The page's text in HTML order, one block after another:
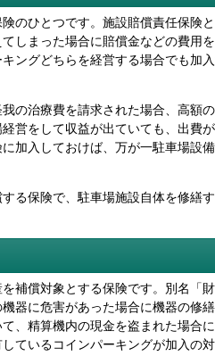
のひとつです。施設賠償責任保険と
しまった場合に賠償金などの費用
ングどちらを経営する場合でも加
の治療費を請求された場合、高額
営をして収益が出ていても、出費
加入しておけば、万が一駐車場設備
る保険で、駐車場施設自体を修繕
補償対象とする保険です。別名「
器に危害があった場合に機器の修
、精算機内の現金を盗まれた場合
ているコインパーキングが加入の